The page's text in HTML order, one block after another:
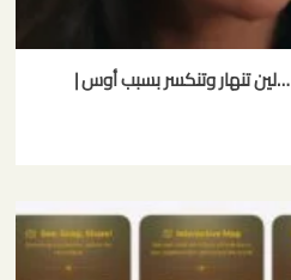
مسلسل حب ع ورق الحلقة 40 …لين تنهار وتنكسر بسبب أوس |